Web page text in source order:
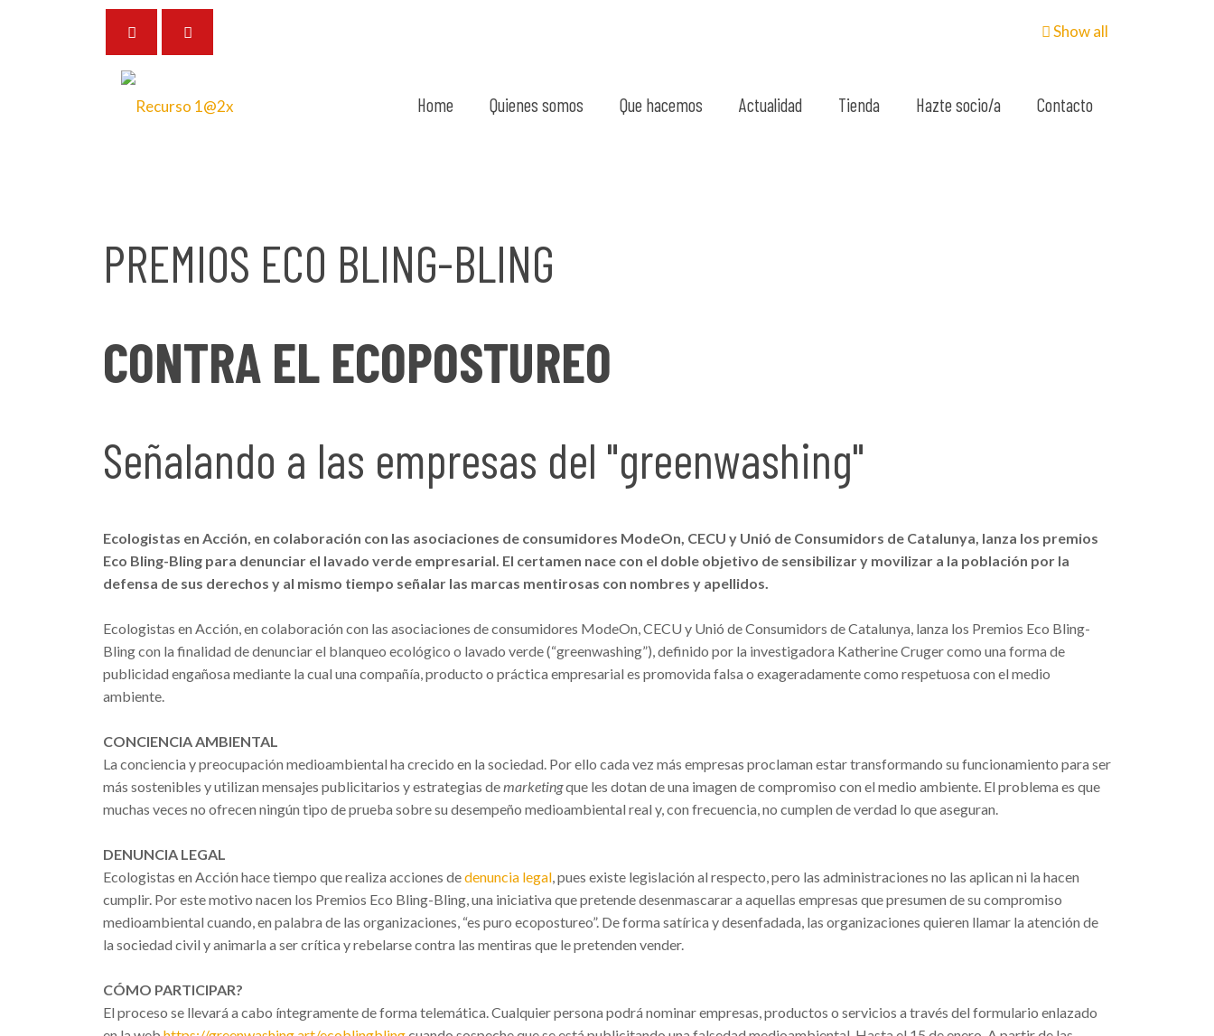
Home Quienes somos Que hacemos Actualidad Tienda Hazte socio/a Contacto
Show all
15 de diciembre de 2025
PREMIOS ECO BLING-BLING
CONTRA EL ECOPOSTUREO
Señalando a las empresas del "greenwashing"
Ecologistas en Acción, en colaboración con las asociaciones de consumidores ModeOn, CECU y Unió de Consumidors de Catalunya, lanza los premios
Eco Bling-Bling para denunciar el lavado verde empresarial. El certamen nace con el doble objetivo de sensibilizar y movilizar a la población por la
defensa de sus derechos y al mismo tiempo señalar las marcas mentirosas con nombres y apellidos.
Ecologistas en Acción, en colaboración con las asociaciones de consumidores ModeOn, CECU y Unió de Consumidors de Catalunya, lanza los Premios Eco Bling-
Bling con la finalidad de denunciar el blanqueo ecológico o lavado verde (“greenwashing”), definido por la investigadora Katherine Cruger como una forma de
publicidad engañosa mediante la cual una compañía, producto o práctica empresarial es promovida falsa o exageradamente como respetuosa con el medio
ambiente.
CONCIENCIA AMBIENTAL
La conciencia y preocupación medioambiental ha crecido en la sociedad. Por ello cada vez más empresas proclaman estar transformando su funcionamiento para ser
más sostenibles y utilizan mensajes publicitarios y estrategias demarketingque les dotan de una imagen de compromiso con el medio ambiente. El problema es que
muchas veces no ofrecen ningún tipo de prueba sobre su desempeño medioambiental real y, con frecuencia, no cumplen de verdad lo que aseguran.
DENUNCIA LEGAL
Ecologistas en Acción hace tiempo que realiza acciones dedenuncia legal, pues existe legislación al respecto, pero las administraciones no las aplican ni la hacen
cumplir. Por este motivo nacen los Premios Eco Bling-Bling, una iniciativa que pretende desenmascarar a aquellas empresas que presumen de su compromiso
medioambiental cuando, en palabra de las organizaciones, “es puro ecopostureo”. De forma satírica y desenfadada, las organizaciones quieren llamar la atención de
la sociedad civil y animarla a ser crítica y rebelarse contra las mentiras que le pretenden vender.
CÓMO PARTICIPAR?
El proceso se llevará a cabo íntegramente de forma telemática. Cualquier persona podrá nominar empresas, productos o servicios a través del formulario enlazado